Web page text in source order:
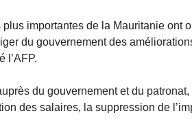
importantes de la Mauritanie ont
du gouvernement des
l’AFP.
du gouvernement et du
des salaires, la suppression de